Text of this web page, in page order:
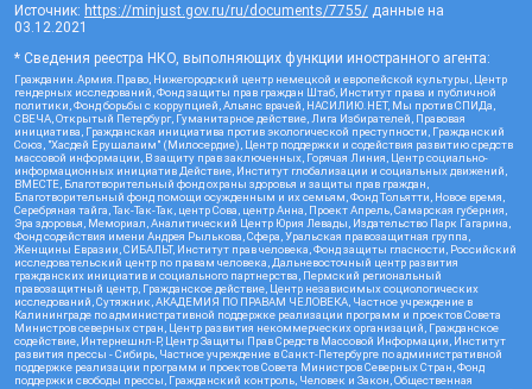
Источник: https://minjust.gov.ru/ru/documents/7755/ данные на
03.12.2021
* Сведения реестра НКО, выполняющих функции иностранного агента:
Гражданин.Армия.Право, Нижегородский центр немецкой и европейской культуры, Центр
гендерных исследований, Фонд защиты прав граждан Штаб, Институт права и публичной
политики, Фонд борьбы с коррупцией, Альянс врачей, НАСИЛИЮ.НЕТ, Мы против СПИДа,
СВЕЧА, Открытый Петербург, Гуманитарное действие, Лига Избирателей, Правовая
инициатива, Гражданская инициатива против экологической преступности, Гражданский
Союз, "Хасдей Ерушалаим" (Милосердие), Центр поддержки и содействия развитию средств
массовой информации, В защиту прав заключенных, Горячая Линия, Центр социально-
информационных инициатив Действие, Институт глобализации и социальных движений,
ВМЕСТЕ, Благотворительный фонд охраны здоровья и защиты прав граждан,
Благотворительный фонд помощи осужденным и их семьям, Фонд Тольятти, Новое время,
Серебряная тайга, Так-Так-Так, центр Сова, центр Анна, Проект Апрель, Самарская губерния,
Эра здоровья, Мемориал, Аналитический Центр Юрия Левады, Издательство Парк Гагарина,
Фонд содействия имени Андрея Рылькова, Сфера, Уральская правозащитная группа,
Женщины Евразии, СИБАЛЬТ, Институт прав человека, Фонд защиты гласности, Российский
исследовательский центр по правам человека, Дальневосточный центр развития
гражданских инициатив и социального партнерства, Пермский региональный
правозащитный центр, Гражданское действие, Центр независимых социологических
исследований, Сутяжник, АКАДЕМИЯ ПО ПРАВАМ ЧЕЛОВЕКА, Частное учреждение в
Калининграде по административной поддержке реализации программ и проектов Совета
Министров северных стран, Центр развития некоммерческих организаций, Гражданское
содействие, Интернешнл-Р, Центр Защиты Прав Средств Массовой Информации, Институт
развития прессы - Сибирь, Частное учреждение в Санкт-Петербурге по административной
поддержке реализации программ и проектов Совета Министров Северных Стран, Фонд
поддержки свободы прессы, Гражданский контроль, Человек и Закон, Общественная